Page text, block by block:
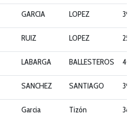
GARCIA LOPEZ
RUIZ LOPEZ
LABARGA BALLESTEROS
SANCHEZ SANTIAGO
Garcia Tizón